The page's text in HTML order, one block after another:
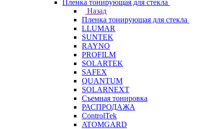
Пленка тонирующая для стекла
Назад
Пленка тонирующая для стекла
LLUMAR
SUNTEK
RAYNO
PROFILM
SOLARTEK
SAFEX
QUANTUM
SOLARNEXT
Съемная тонировка
РАСПРОДАЖА
ControlTek
ATOMGARD